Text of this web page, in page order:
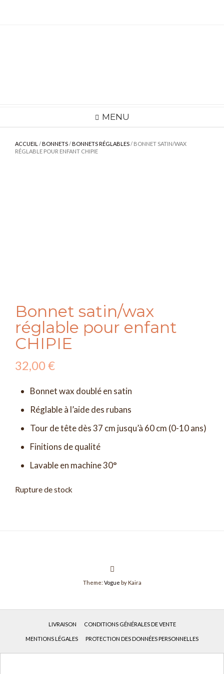
MENU
ACCUEIL /BONNETS/BONNETS RÉGLABLES/ BONNET SATIN/WAX
RÉGLABLE POUR ENFANT CHIPIE
Bonnet satin/wax
réglable pour enfant
CHIPIE
32,00€
Bonnet wax doublé en satin
Réglable à l’aide des rubans
Tour de tête dès 37 cm jusqu’à 60 cm (0-10 ans)
Finitions de qualité
Lavable en machine 30°
Rupture de stock
Theme: Vogue by Kaira
LIVRAISON CONDITIONS GÉNÉRALES DE VENTE
MENTIONS LÉGALES PROTECTION DES DONNÉES PERSONNELLES